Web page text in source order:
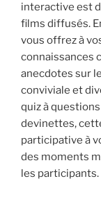
interactive est
films diffusés.
vous offrez à
connaissances
anecdotes sur
conviviale et
quiz à
devinettes,
participative à
des moments
les participants.